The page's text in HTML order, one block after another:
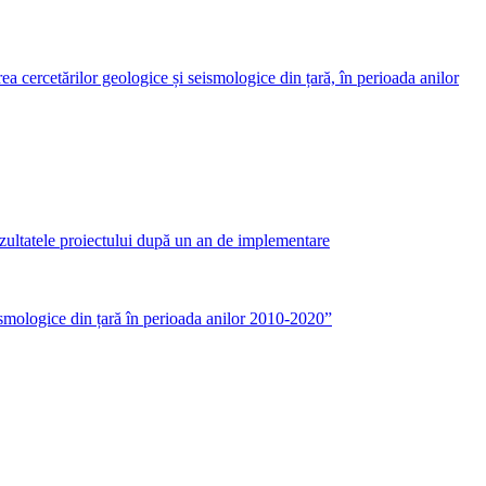
cercetărilor geologice și seismologice din țară, în perioada anilor
proiectului după un an de implementare
din țară în perioada anilor 2010-2020”